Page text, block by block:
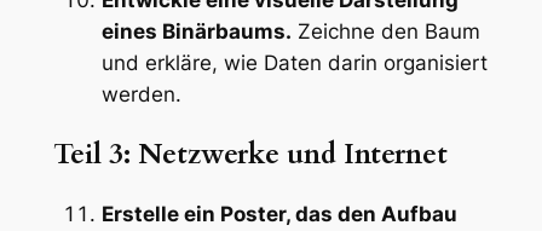
eines Binärbaums. Zeichne den Baum
und erkläre, wie Daten darin organisiert
werden.
Teil 3: Netzwerke und Internet
Erstelle ein Poster, das den Aufbau